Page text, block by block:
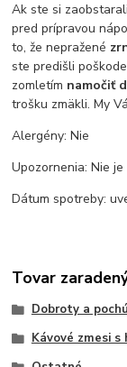
Ak ste si
pred prípravou
to, že nepražené
ste predišli
zomletím namočiť
trošku zmäkli. My
Alergény: Nie
Upozornenia: Nie
Dátum spotreby:
Tovar
Dobroty a
Kávové zmesi s